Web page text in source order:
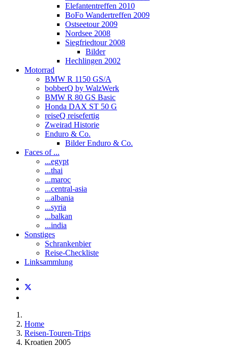
Elefantentreffen 2010
BoFo Wandertreffen 2009
Ostseetour 2009
Nordsee 2008
Siegfriedtour 2008
Bilder
Hechlingen 2002
Motorrad
BMW R 1150 GS/A
bobberQ by WalzWerk
BMW R 80 GS Basic
Honda DAX ST 50 G
reiseQ reisefertig
Zweirad Historie
Enduro & Co.
Bilder Enduro & Co.
Faces of ...
...egypt
...thai
...maroc
...central-asia
...albania
...syria
...balkan
...india
Sonstiges
Schrankenbier
Reise-Checkliste
Linksammlung
Home
Reisen-Touren-Trips
Kroatien 2005